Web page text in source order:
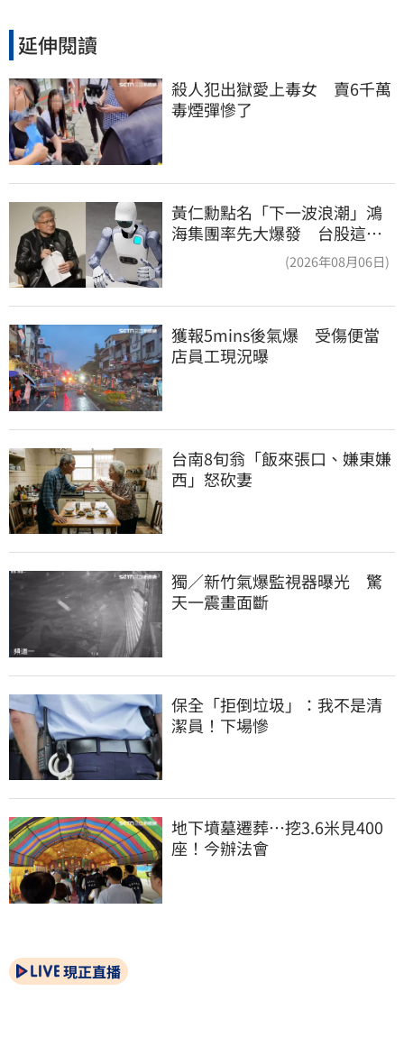
延伸閱讀
殺人犯出獄愛上毒女　賣6千萬
毒煙彈慘了
黃仁勳點名「下一波浪潮」鴻
海集團率先大爆發 台股這族
(2026年08月06日)
獲報5mins後氣爆　受傷便當
店員工現況曝
台南8旬翁「飯來張口、嫌東嫌
西」怒砍妻
獨／新竹氣爆監視器曝光　驚
天一震畫面斷
保全「拒倒垃圾」：我不是清
潔員！下場慘
地下墳墓遷葬…挖3.6米見400
座！今辦法會
現正直播